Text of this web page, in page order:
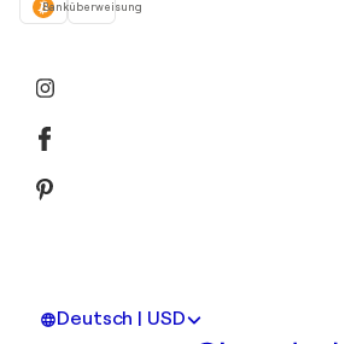
Banküberweisung
Deutsch | USD